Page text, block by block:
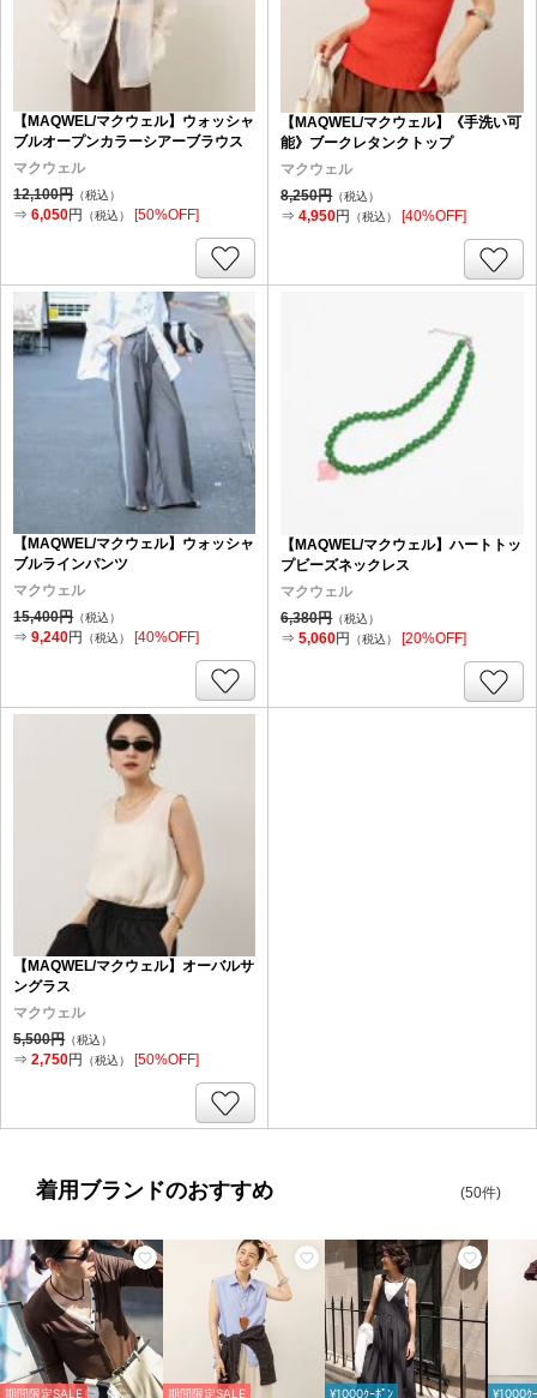
【MAQWEL/マクウェル】ウォッシャ
ブルオープンカラーシアーブラウス
マクウェル
12,100円（税込）
⇒6,050円 （税込） [50%OFF]
【MAQWEL/マクウェル】《手洗い可
能》ブークレタンクトップ
マクウェル
8,250円（税込）
⇒4,950円 （税込） [40%OFF]
【MAQWEL/マクウェル】ウォッシャ
ブルラインパンツ
マクウェル
15,400円（税込）
⇒9,240円 （税込） [40%OFF]
【MAQWEL/マクウェル】ハートトッ
プビーズネックレス
マクウェル
6,380円（税込）
⇒5,060円 （税込） [20%OFF]
【MAQWEL/マクウェル】オーバルサ
ングラス
マクウェル
5,500円（税込）
⇒2,750円 （税込） [50%OFF]
着用ブランドのおすすめ (50件)
期間限定SALE 期間限定SALE ¥1000ｸｰﾎﾟﾝ ¥1000ｸ